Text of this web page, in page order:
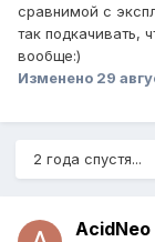
сравнимой с
так подкачивать,
вообще:)
Изменено 29
2 года спустя...
AcidNeo